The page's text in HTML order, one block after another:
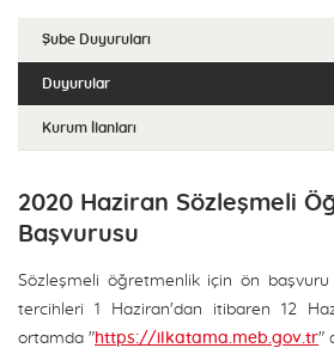
Şube Duyuruları
Duyurular
Kurum İlanları
2020 Haziran Sözleşmeli
Başvurusu
Sözleşmeli öğretmenlik için ön başvuru
tercihleri 1 Haziran'dan itibaren 12
ortamda "https://ilkatama.meb.gov.tr"